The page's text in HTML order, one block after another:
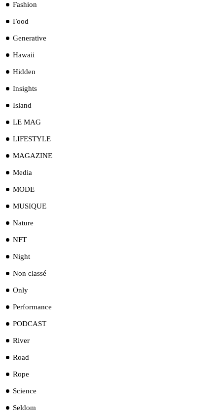
Fashion
Food
Generative
Hawaii
Hidden
Insights
Island
LE MAG
LIFESTYLE
MAGAZINE
Media
MODE
MUSIQUE
Nature
NFT
Night
Non classé
Only
Performance
PODCAST
River
Road
Rope
Science
Seldom